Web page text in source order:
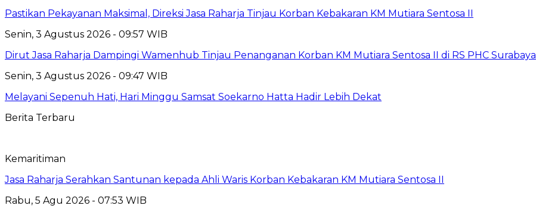
Pastikan Pekayanan Maksimal, Direksi Jasa Raharja Tinjau Korban Kebakaran KM Mutiara Sentosa II
Senin, 3 Agustus 2026 - 09:57 WIB
Dirut Jasa Raharja Dampingi Wamenhub Tinjau Penanganan Korban KM Mutiara Sentosa II di RS PHC Surabaya
Senin, 3 Agustus 2026 - 09:47 WIB
Melayani Sepenuh Hati, Hari Minggu Samsat Soekarno Hatta Hadir Lebih Dekat
Berita Terbaru
Kemaritiman
Jasa Raharja Serahkan Santunan kepada Ahli Waris Korban Kebakaran KM Mutiara Sentosa II
Rabu, 5 Agu 2026 - 07:53 WIB